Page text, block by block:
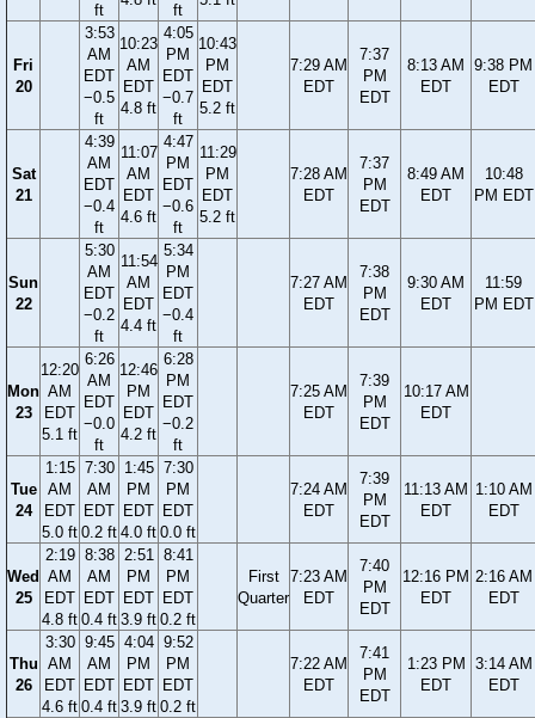
ft ft
Fri
20
3:53
AM
EDT
−0.5
ft
10:23
AM
EDT
4.8 ft
4:05
PM
EDT
−0.7
ft
10:43
PM
EDT
5.2 ft
7:29 AM
EDT
7:37
PM
EDT
8:13 AM
EDT
9:38 PM
EDT
Sat
21
4:39
AM
EDT
−0.4
ft
11:07
AM
EDT
4.6 ft
4:47
PM
EDT
−0.6
ft
11:29
PM
EDT
5.2 ft
7:28 AM
EDT
7:37
PM
EDT
8:49 AM
EDT
10:48
PM EDT
Sun
22
5:30
AM
EDT
−0.2
ft
11:54
AM
EDT
4.4 ft
5:34
PM
EDT
−0.4
ft
7:27 AM
EDT
7:38
PM
EDT
9:30 AM
EDT
11:59
PM EDT
Mon
23
12:20
AM
EDT
5.1 ft
6:26
AM
EDT
−0.0
ft
12:46
PM
EDT
4.2 ft
6:28
PM
EDT
−0.2
ft
7:25 AM
EDT
7:39
PM
EDT
10:17 AM
EDT
Tue
24
1:15
AM
EDT
5.0 ft
7:30
AM
EDT
0.2 ft
1:45
PM
EDT
4.0 ft
7:30
PM
EDT
0.0 ft
7:24 AM
EDT
7:39
PM
EDT
11:13 AM
EDT
1:10 AM
EDT
Wed
25
2:19
AM
EDT
4.8 ft
8:38
AM
EDT
0.4 ft
2:51
PM
EDT
3.9 ft
8:41
PM
EDT
0.2 ft
First
Quarter
7:23 AM
EDT
7:40
PM
EDT
12:16 PM
EDT
2:16 AM
EDT
Thu
26
3:30
AM
EDT
4.6 ft
9:45
AM
EDT
0.4 ft
4:04
PM
EDT
3.9 ft
9:52
PM
EDT
0.2 ft
7:22 AM
EDT
7:41
PM
EDT
1:23 PM
EDT
3:14 AM
EDT